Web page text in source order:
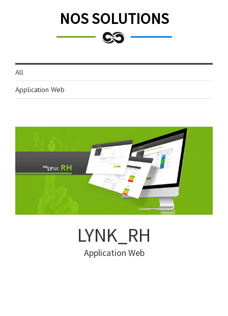
NOS SOLUTIONS
All
Application Web
LYNK_RH
Application Web